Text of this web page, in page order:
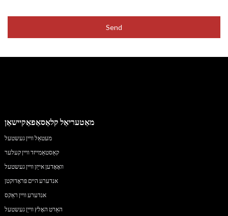
Send
מאַטעריאַל קלאַסאַפאַקיישאַן
מעטאַל וויין געשטעל
קאַסטאַמייזד וויין קעלער
וואָאָדען אייַזן וויין געשטעל
אנדערע היים פּראָדוקטן
אנדערע וויין ראַקס
האַרט האָלץ ווייַן געשטעל